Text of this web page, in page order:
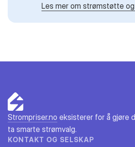
Les mer om strømstøtte
Strompriser.no eksisterer for å gjøre
ta smarte strømvalg.
KONTAKT OG SELSKAP